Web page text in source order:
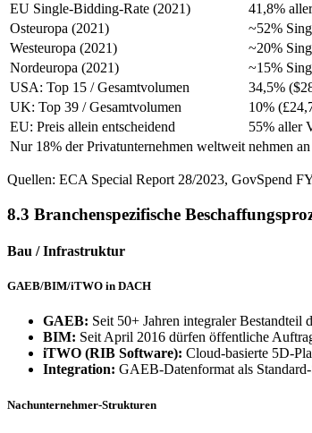
EU Single-Bidding-Rate (2021)
41,8%
Osteuropa (2021)
~52%
Westeuropa (2021)
~20%
Nordeuropa (2021)
~15%
USA: Top 15 / Gesamtvolumen
34,5%
UK: Top 39 / Gesamtvolumen
10%
EU: Preis allein entscheidend
55% aller
Nur 18% der Privatunternehmen weltweit nehmen
Quellen: ECA Special Report 28/2023, GovSpend
8.3 Branchenspezifische
Bau / Infrastruktur
GAEB/BIM/iTWO in DACH
GAEB: Seit 50+ Jahren integraler Bestandteil
BIM: Seit April 2016 dürfen öffentliche
iTWO (RIB Software): Cloud-basierte 5D-
Integration: GAEB-Datenformat als
Nachunternehmer-Strukturen